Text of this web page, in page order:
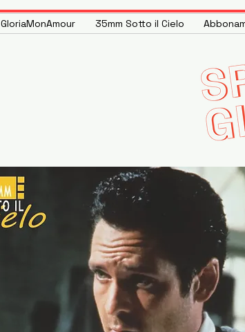
GloriaMonAmour 35mm Sotto il Cielo